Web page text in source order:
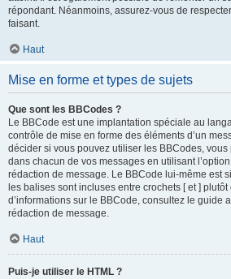
répondant. Néanmoins, assurez-vous de
faisant.
Haut
Mise en forme et types de sujets
Que sont les BBCodes ?
Le BBCode est une implantation spéciale au
contrôle de mise en forme des éléments d’un
décider si vous pouvez utiliser les BBCodes,
dans chacun de vos messages en utilisant
rédaction de message. Le BBCode lui-même est
les balises sont incluses entre crochets [ et ]
d’informations sur le BBCode, consultez le guide
rédaction de message.
Haut
Puis-je utiliser le HTML ?